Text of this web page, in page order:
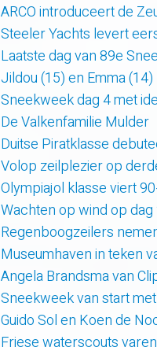
ARCO introduceert de
Steeler Yachts levert
Laatste dag van 89e
Jildou (15) en Emma
Sneekweek dag 4 met
De Valkenfamilie Mulder
Duitse Piratklasse
Volop zeilplezier op
Olympiajol klasse viert
Wachten op wind op
Regenboogzeilers
Museumhaven in teken
Angela Brandsma van
Sneekweek van start
Guido Sol en Koen de
Friese waterscouts